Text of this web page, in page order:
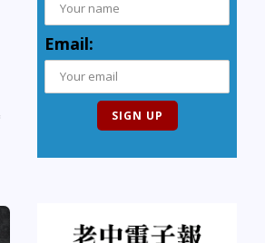
Email: